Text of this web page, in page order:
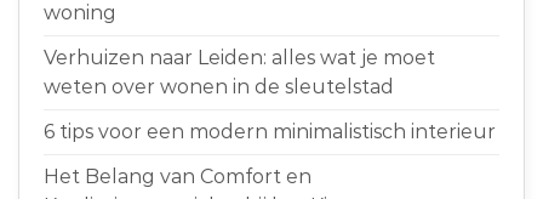
woning
Verhuizen naar Leiden: alles wat je moet
weten over wonen in de sleutelstad
6 tips voor een modern minimalistisch interieur
Het Belang van Comfort en